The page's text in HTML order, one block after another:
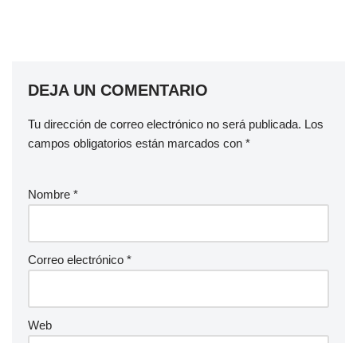
DEJA UN COMENTARIO
Tu dirección de correo electrónico no será publicada. Los
campos obligatorios están marcados con *
Nombre *
Correo electrónico *
Web